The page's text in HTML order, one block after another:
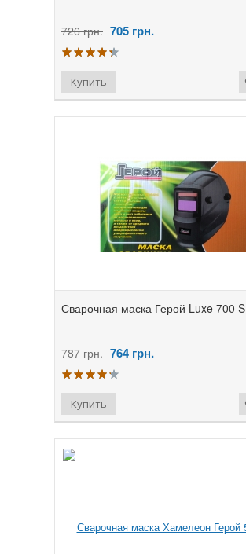
726 грн. 705 грн.
Сварочная маска Герой Luxe 700 S
787 грн. 764 грн.